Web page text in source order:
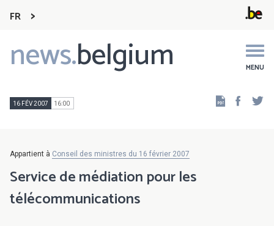
FR
news.belgium MENU
Main
navigation
16 FÉV 2007 16:00
Appartient à Conseil des ministres du 16 février 2007
Service de médiation pour les
télécommunications